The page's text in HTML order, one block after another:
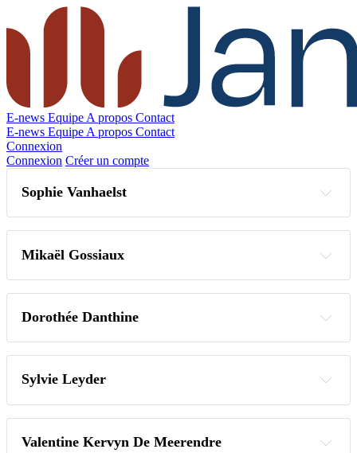
E-news Equipe A propos Contact
E-news Equipe A propos Contact
Connexion
Connexion Créer un compte
Sophie Vanhaelst
s.vanhaelst@janson.be
Mikaël Gossiaux
m.gossiaux@janson.be
Dorothée Danthine
d.danthine@janson.be
Sylvie Leyder
s.leyder@janson.be
Valentine Kervyn De Meerendre